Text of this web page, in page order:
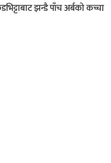
झन्डै पाँच अर्बको कच्चा